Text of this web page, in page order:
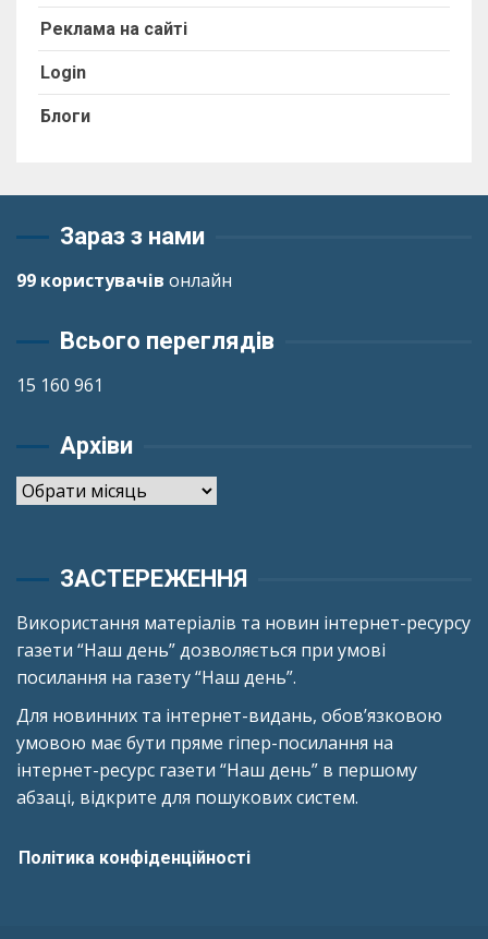
Реклама на сайті
Login
Блоги
Зараз з нами
99 користувачів онлайн
Всього переглядів
15 160 961
Архіви
Архіви
ЗАСТЕРЕЖЕННЯ
Використання матеріалів та новин інтернет-ресурсу
газети “Наш день” дозволяється при умові
посилання на газету “Наш день”.
Для новинних та інтернет-видань, обов’язковою
умовою має бути пряме гіпер-посилання на
інтернет-ресурс газети “Наш день” в першому
абзаці, відкрите для пошукових систем.
Політика конфіденційності